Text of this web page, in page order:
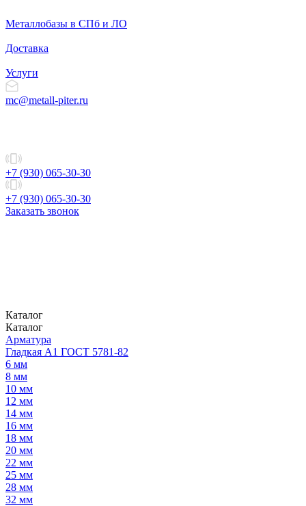
Металлобазы в СПб и ЛО
Доставка
Услуги
mc@metall-piter.ru
+7 (930) 065-30-30
+7 (930) 065-30-30
Заказать звонок
Каталог
Каталог
Арматура
Гладкая А1 ГОСТ 5781-82
6 мм
8 мм
10 мм
12 мм
14 мм
16 мм
18 мм
20 мм
22 мм
25 мм
28 мм
32 мм